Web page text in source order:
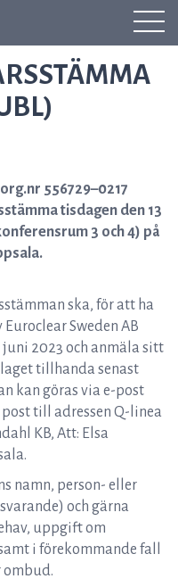
556729–0217
tisdagen den 13
3 och 4) på
ska, för att ha
Sweden AB
2023 och anmäla sitt
tillhanda senast
kan göras via e-post
till adressen Q-linea
KB, Att: Elsa
namn, person- eller
och gärna
uppgift om
i förekommande fall